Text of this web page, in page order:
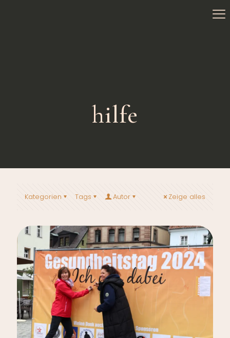
hilfe
Kategorien Tags Autor Zeige alles